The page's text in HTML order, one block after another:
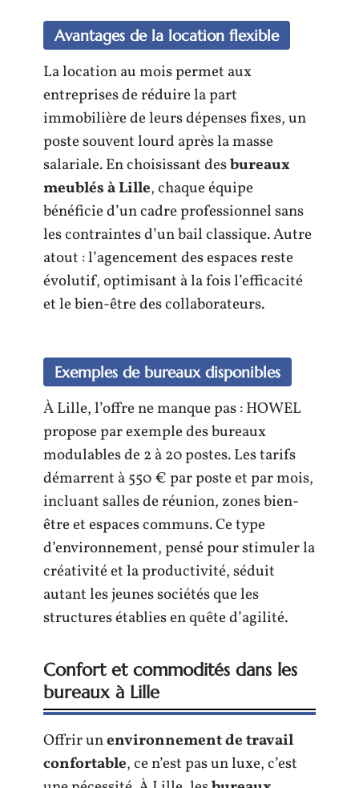
Avantages de la location flexible
La location au mois permet aux
entreprises de réduire la part
immobilière de leurs dépenses fixes, un
poste souvent lourd après la masse
salariale. En choisissant desbureaux
meublés à Lille, chaque équipe
bénéficie d’un cadre professionnel sans
les contraintes d’un bail classique. Autre
atout : l’agencement des espaces reste
évolutif, optimisant à la fois l’efficacité
et le bien-être des collaborateurs.
Exemples de bureaux disponibles
À Lille, l’offre ne manque pas : HOWEL
propose par exemple des bureaux
modulables de 2 à 20 postes. Les tarifs
démarrent à 550 € par poste et par mois,
incluant salles de réunion, zones bien-
être et espaces communs. Ce type
d’environnement, pensé pour stimuler la
créativité et la productivité, séduit
autant les jeunes sociétés que les
structures établies en quête d’agilité.
Confort et commodités dans les
bureaux à Lille
Offrir unenvironnement de travail
confortable, ce n’est pas un luxe, c’est